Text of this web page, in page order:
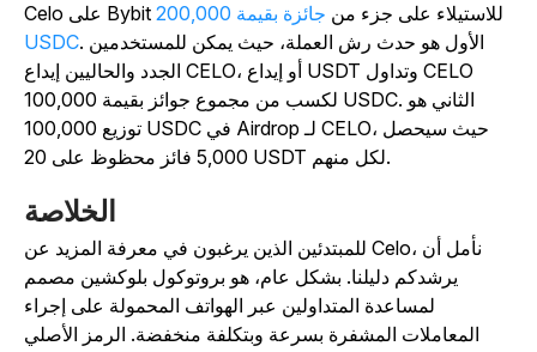
Celo على Bybit للاستيلاء على جزء من
جائزة بقيمة 200,000
USDC. الأول هو حدث رش العملة، حيث يمكن للمستخدمين
الجدد والحاليين إيداع CELO، أو إيداع USDT وتداول CELO
لكسب من مجموع جوائز بقيمة 100,000 USDC. الثاني هو
توزيع 100,000 USDC في Airdrop لـ CELO، حيث سيحصل
الخلاصة
للمبتدئين الذين يرغبون في معرفة المزيد عن Celo، نأمل أن
يرشدكم دليلنا. بشكل عام، هو بروتوكول بلوكشين مصمم
لمساعدة المتداولين عبر الهواتف المحمولة على إجراء
المعاملات المشفرة بسرعة وبتكلفة منخفضة. الرمز الأصلي